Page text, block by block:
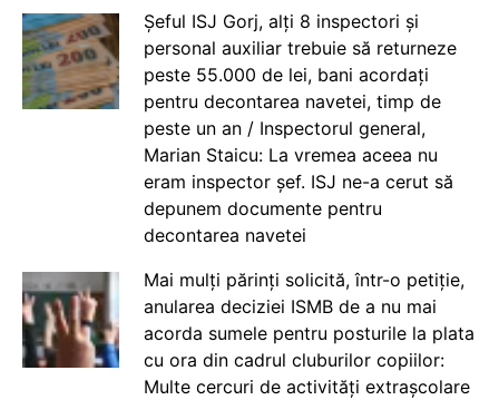
Șeful ISJ Gorj, alți 8 inspectori și
personal auxiliar trebuie să returneze
peste 55.000 de lei, bani acordați
pentru decontarea navetei, timp de
peste un an / Inspectorul general,
Marian Staicu: La vremea aceea nu
eram inspector șef. ISJ ne-a cerut să
depunem documente pentru
decontarea navetei
Mai mulți părinți solicită, într-o petiție,
anularea deciziei ISMB de a nu mai
acorda sumele pentru posturile la plata
cu ora din cadrul cluburilor copiilor:
Multe cercuri de activități extrașcolare